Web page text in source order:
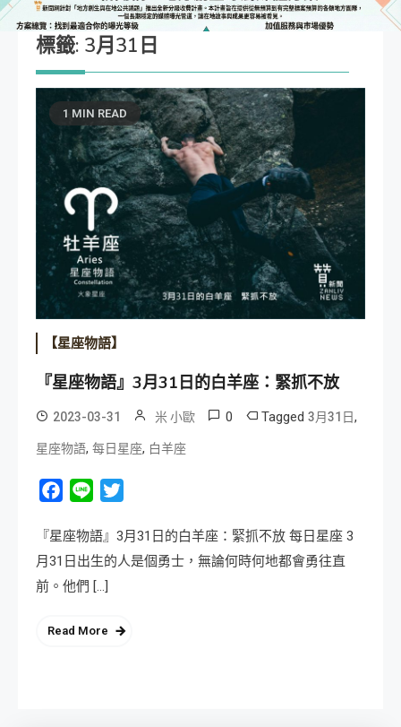
標籤: 3月31日
1 MIN READ
【星座物語】
『星座物語』3月31日的白羊座：緊抓不放
2023-03-31 米 小歐 0 Tagged 3月31日,
星座物語, 每日星座, 白羊座
Facebook
Line
『星座物語』3月31日的白羊座：緊抓不放 每日星座 3
月31日出生的人是個勇士，無論何時何地都會勇往直
前。他們 […]
Read More